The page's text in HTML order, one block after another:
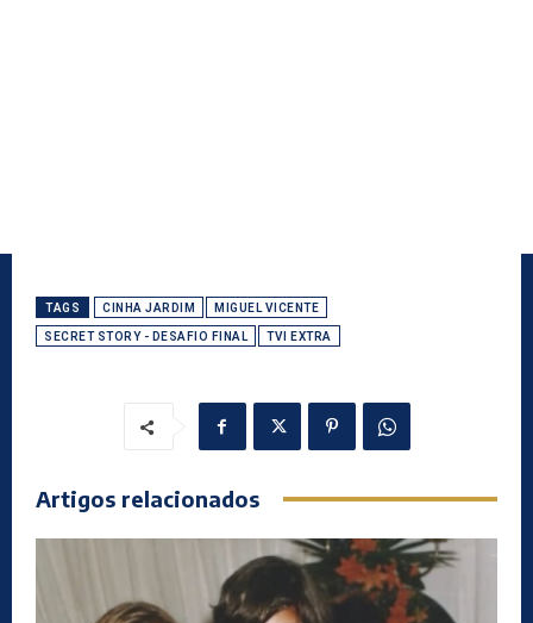
TAGS CINHA JARDIM MIGUEL VICENTE
SECRET STORY - DESAFIO FINAL TVI EXTRA
Artigos relacionados